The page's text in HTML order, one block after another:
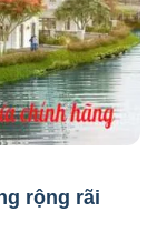
rộng rãi